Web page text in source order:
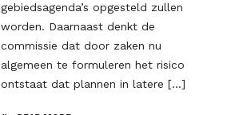
gebiedsagenda’s opgesteld zullen
worden. Daarnaast denkt de
commissie dat door zaken nu
algemeen te formuleren het risico
ontstaat dat plannen in latere […]